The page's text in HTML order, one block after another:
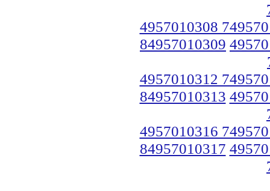
4957010308
84957010309
4957010312
84957010313
4957010316
84957010317